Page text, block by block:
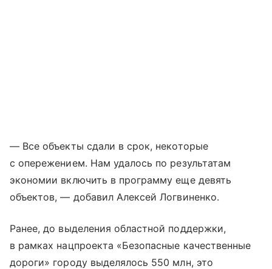
— Все объекты сдали в срок, некоторые
с опережением. Нам удалось по результатам
экономии включить в программу еще девять
объектов, — добавил Алексей Логвиненко.
Ранее, до выделения областной поддержки,
в рамках нацпроекта «Безопасные качественные
дороги» городу выделялось 550 млн, это